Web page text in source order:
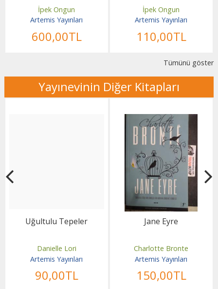
İpek Ongun
Artemis Yayınları
600,00TL
İpek Ongun
Artemis Yayınları
110,00TL
Tümünü göster
Yayınevinin Diğer Kitapları
Uğultulu Tepeler
Danielle Lori
Artemis Yayınları
90,00TL
Jane Eyre
Charlotte Bronte
Artemis Yayınları
150,00TL